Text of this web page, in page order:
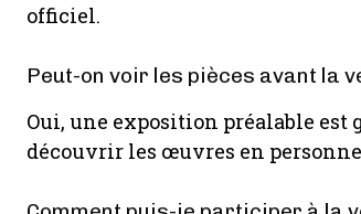
officiel.
Peut-on voir les pièces avant la
Oui, une exposition préalable est
découvrir les œuvres en